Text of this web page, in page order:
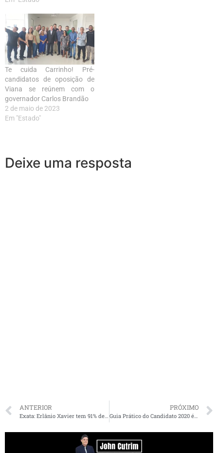
Te cuida Carrinho! Pré-
candidatos de oposição de
Viana se reúnem com o
governador Carlos Brandão
2 de maio de 2023
Em "Estado"
Deixe uma resposta
ANTERIOR PRÓXIMO
Guia Prático do Candidato 2020 é lançado no Maranhão